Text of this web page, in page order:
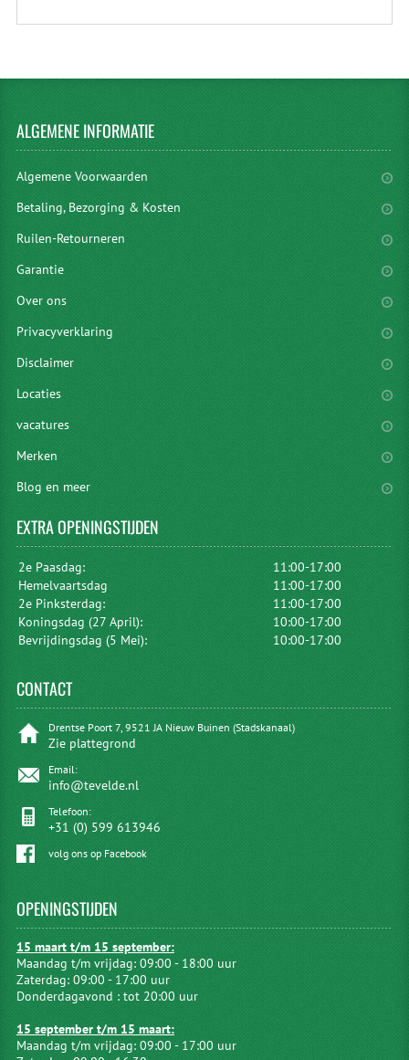
ALGEMENEINFORMATIE
Algemene Voorwaarden
Betaling, Bezorging & Kosten
Ruilen-Retourneren
Garantie
Over ons
Privacyverklaring
Disclaimer
Locaties
vacatures
Merken
Blog en meer
EXTRAOPENINGSTIJDEN
2e Paasdag:
11:00-17:00
Hemelvaartsdag
11:00-17:00
2e Pinksterdag:
11:00-17:00
Koningsdag (27 April):
10:00-17:00
Bevrijdingsdag (5 Mei):
10:00-17:00
CONTACT
Drentse Poort 7, 9521 JA Nieuw Buinen (Stadskanaal)
Zie plattegrond
Email:
info@tevelde.nl
Telefoon:
+31 (0) 599 613946
volg ons op Facebook
OPENINGSTIJDEN
15 maart t/m 15 september:
Maandag t/m vrijdag: 09:00 - 18:00 uur
Zaterdag: 09:00 - 17:00 uur
Donderdagavond : tot 20:00 uur
15 september t/m 15 maart:
Maandag t/m vrijdag: 09:00 - 17:00 uur